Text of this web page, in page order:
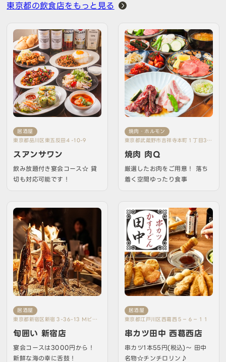
東京都の飲食店をもっと見る
居酒屋
東京都品川区東五反田４-10-9
スアンサワン
飲み放題付き宴会コース☆ 貸
切も対応可能です！
焼肉・ホルモン
東京都武蔵野市吉祥寺本町１丁目30
-１４
焼肉 肉Q
厳選したお肉をご用意！ 落ち
着く空間ゆったり食事
居酒屋
東京都新宿区新宿３-36-13 Mビル6
階
旬囲い 新宿店
宴会コースは3000円から！
新鮮な海の幸に舌鼓！
居酒屋
東京都江戸川区西葛西５－６－１１
串カツ田中 西葛西店
串カツ1本55円(税込)～ 田中
名物☆チンチロリン♪